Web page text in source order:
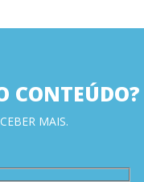
CONTEÚDO?
MAIS.